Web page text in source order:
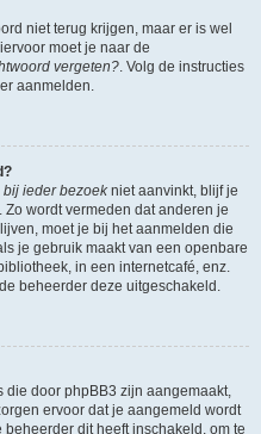
niet terug krijgen, maar er is wel
moet je naar de
vergeten?. Volg de instructies
aanmelden.
ieder bezoekniet aanvinkt, blijf je
wordt vermeden dat anderen je
moet je bij het aanmelden die
je gebruik maakt van een openbare
in een internetcafé, enz.
beheerder deze uitgeschakeld.
die door phpBB3 zijn aangemaakt,
ervoor dat je aangemeld wordt
dit heeft inschakeld, om te